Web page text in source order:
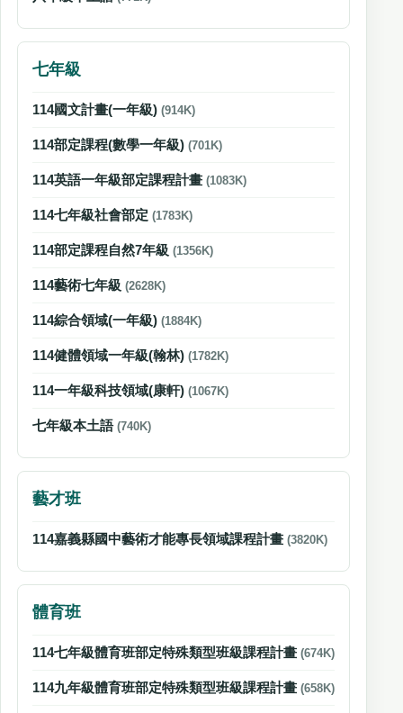
七年級
114國文計畫(一年級) (914K)
114部定課程(數學一年級) (701K)
114英語一年級部定課程計畫 (1083K)
114七年級社會部定 (1783K)
114部定課程自然7年級 (1356K)
114藝術七年級 (2628K)
114綜合領域(一年級) (1884K)
114健體領域一年級(翰林) (1782K)
114一年級科技領域(康軒) (1067K)
七年級本土語 (740K)
藝才班
114嘉義縣國中藝術才能專長領域課程計畫 (3820K)
體育班
114七年級體育班部定特殊類型班級課程計畫 (674K)
114九年級體育班部定特殊類型班級課程計畫 (658K)